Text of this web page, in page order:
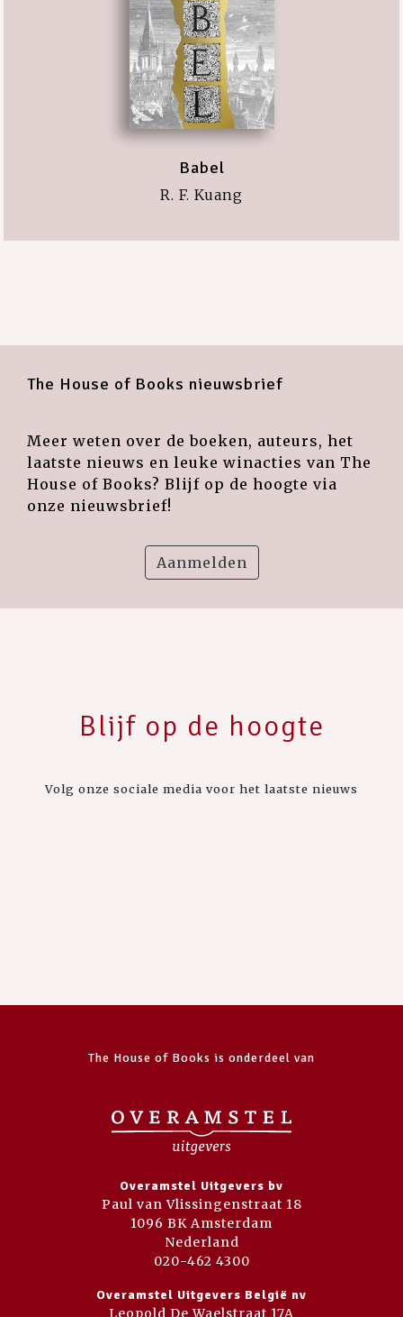
Babel
R. F. Kuang
The House of Books nieuwsbrief
Meer weten over de boeken, auteurs, het
laatste nieuws en leuke winacties van The
House of Books? Blijf op de hoogte via
onze nieuwsbrief!
Aanmelden
Blijf op de hoogte
Volg onze sociale media voor het laatste nieuws
The House of Books is onderdeel van
Overamstel Uitgevers bv
Paul van Vlissingenstraat 18
1096 BK Amsterdam
Nederland
020-462 4300
Overamstel Uitgevers België nv
Leopold De Waelstraat 17A